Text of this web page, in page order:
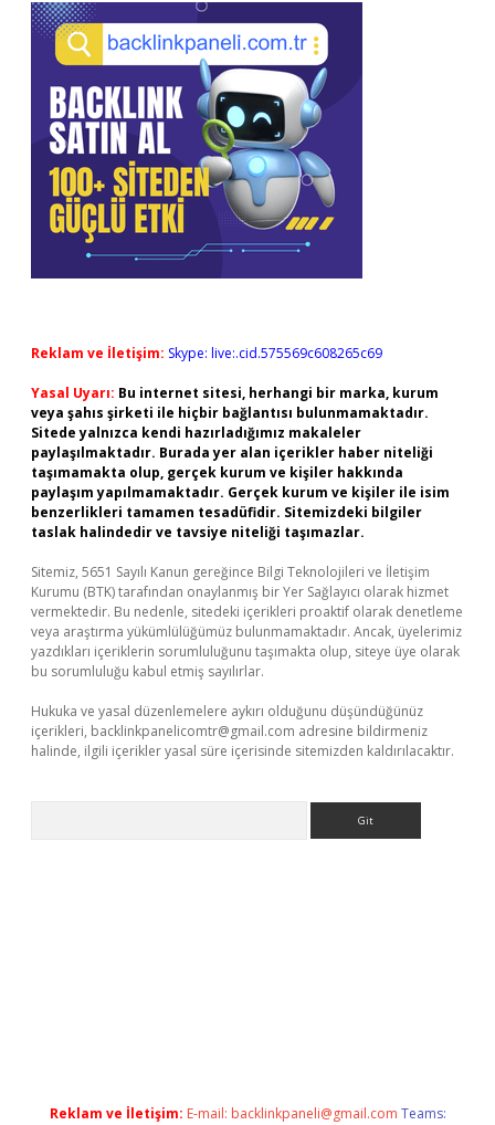
Reklam ve İletişim: Skype: live:.cid.575569c608265c69
Yasal Uyarı: Bu internet sitesi, herhangi bir marka, kurum
veya şahıs şirketi ile hiçbir bağlantısı bulunmamaktadır.
Sitede yalnızca kendi hazırladığımız makaleler
paylaşılmaktadır. Burada yer alan içerikler haber niteliği
taşımamakta olup, gerçek kurum ve kişiler hakkında
paylaşım yapılmamaktadır. Gerçek kurum ve kişiler ile isim
benzerlikleri tamamen tesadüfidir. Sitemizdeki bilgiler
taslak halindedir ve tavsiye niteliği taşımazlar.
Sitemiz, 5651 Sayılı Kanun gereğince Bilgi Teknolojileri ve İletişim
Kurumu (BTK) tarafından onaylanmış bir Yer Sağlayıcı olarak hizmet
vermektedir. Bu nedenle, sitedeki içerikleri proaktif olarak denetleme
veya araştırma yükümlülüğümüz bulunmamaktadır. Ancak, üyelerimiz
yazdıkları içeriklerin sorumluluğunu taşımakta olup, siteye üye olarak
bu sorumluluğu kabul etmiş sayılırlar.
Hukuka ve yasal düzenlemelere aykırı olduğunu düşündüğünüz
içerikleri, backlinkpanelicomtr@gmail.com adresine bildirmeniz
halinde, ilgili içerikler yasal süre içerisinde sitemizden kaldırılacaktır.
Reklam ve İletişim: E-mail: backlinkpaneli@gmail.com Teams: